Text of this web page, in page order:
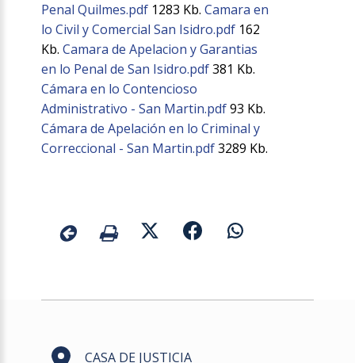
Penal Quilmes.pdf 1283 Kb.Camara en
lo Civil y Comercial San Isidro.pdf 162
Kb.Camara de Apelacion y Garantias
en lo Penal de San Isidro.pdf381 Kb.
Cámara en lo Contencioso
Administrativo - San Martin.pdf93 Kb.
Cámara de Apelación en lo Criminal y
Correccional - San Martin.pdf3289 Kb.
CASA DE JUSTICIA